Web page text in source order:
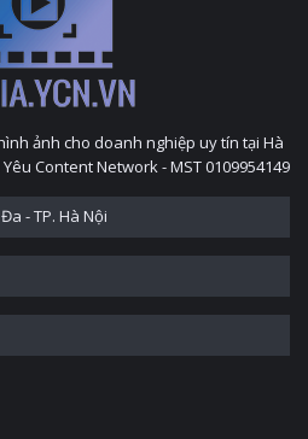
ảnh cho doanh nghiệp uy tín tại Hà
Content Network - MST 0109954149
- TP. Hà Nội